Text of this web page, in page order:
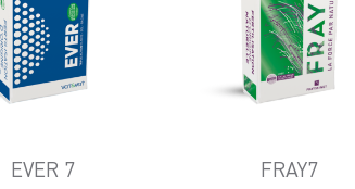
EVER 7 FRAY7